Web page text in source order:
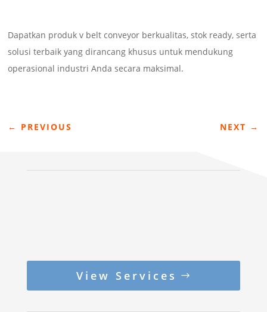
Dapatkan produk v belt conveyor berkualitas, stok ready, serta
solusi terbaik yang dirancang khusus untuk mendukung
operasional industri Anda secara maksimal.
← PREVIOUS NEXT →
View Services